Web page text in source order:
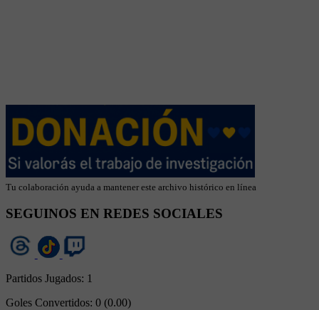
Tu colaboración ayuda a mantener este archivo histórico en línea
SEGUINOS EN REDES SOCIALES
Partidos Jugados: 1
Goles Convertidos: 0 (0.00)